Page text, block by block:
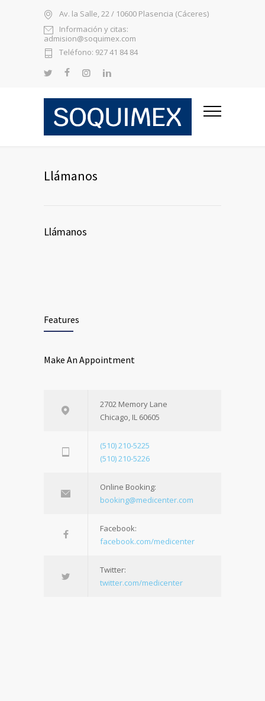
Av. la Salle, 22 / 10600 Plasencia (Cáceres)
Información y citas:
admision@soquimex.com
Teléfono: 927 41 84 84
Llámanos
Llámanos
Features
Make An Appointment
2702 Memory Lane
Chicago, IL 60605
(510) 210-5225
(510) 210-5226
Online Booking:
booking@medicenter.com
Facebook:
facebook.com/medicenter
Twitter:
twitter.com/medicenter